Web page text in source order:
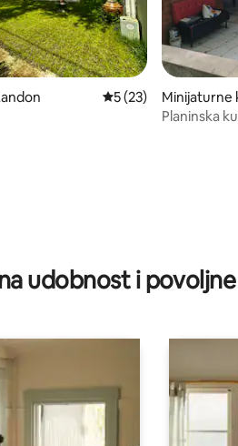
56 Prosječna ocjena: 5/
5 (23)
Minijaturne
oing
Planinska
udobnost i